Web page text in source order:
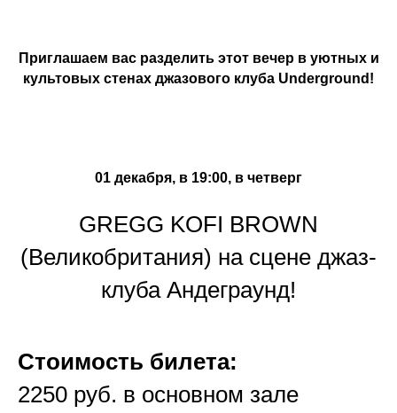
Приглашаем вас разделить этот вечер в уютных и
культовых стенах джазового клуба Underground!
01 декабря, в 19:00, в четверг
GREGG KOFI BROWN
(Великобритания) на сцене джаз-
клуба Андеграунд!
Стоимость билета:
2250 руб. в основном зале